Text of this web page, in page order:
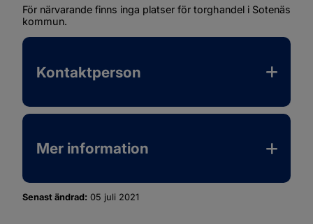
För närvarande finns inga platser för torghandel i Sotenäs
kommun.
Kontaktperson
Mer information
Senast ändrad: 05 juli 2021